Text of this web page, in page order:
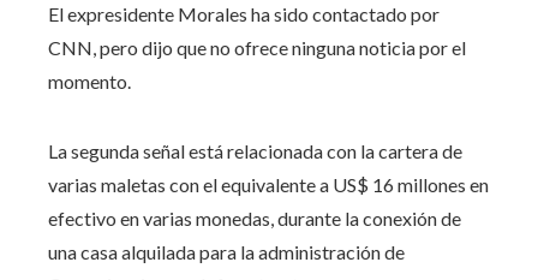
El expresidente Morales ha sido contactado por
CNN, pero dijo que no ofrece ninguna noticia por el
momento.
La segunda señal está relacionada con la cartera de
varias maletas con el equivalente a US$ 16 millones en
efectivo en varias monedas, durante la conexión de
una casa alquilada para la administración de